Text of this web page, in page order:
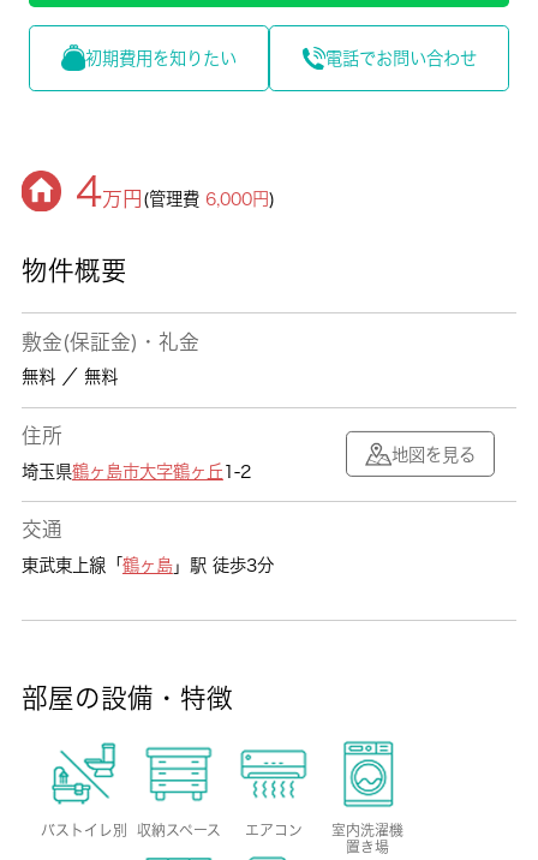
初期費用を知りたい 電話でお問い合わせ
4万円 (管理費 6,000円)
物件概要
敷金(保証金)・礼金
無料 ／ 無料
住所
埼玉県鶴ヶ島市大字鶴ヶ丘 1-2
地図を見る
交通
東武東上線「 鶴ヶ島」駅 徒歩3分
部屋の設備・特徴
バストイレ別 収納スペース エアコン
室内洗濯機
置き場